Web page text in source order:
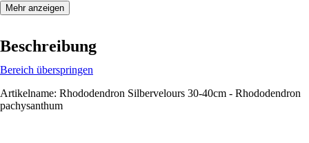
Mehr anzeigen
Beschreibung
Bereich überspringen
Artikelname: Rhododendron Silbervelours 30-40cm - Rhododendron
pachysanthum